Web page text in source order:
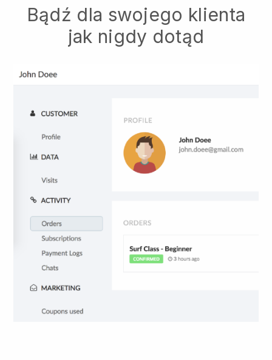
Bądź dla swojego klienta
jak nigdy dotąd